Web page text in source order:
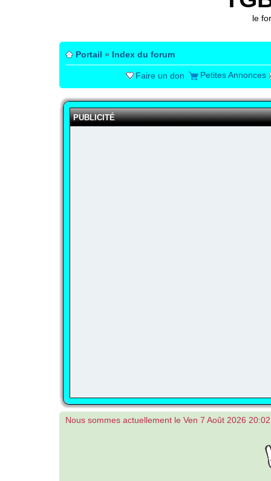
le
Portail » Index du forum
Faire un don Petites Annonces
PUBLICITÉ
Nous sommes actuellement le Ven 7 Août 2026 20:02